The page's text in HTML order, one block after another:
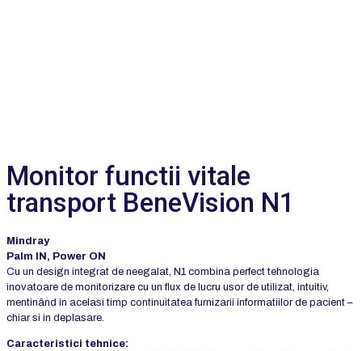
Monitor functii vitale
transport BeneVision N1
Mindray
Palm IN, Power ON
Cu un design integrat de neegalat, N1 combina perfect tehnologia
inovatoare de monitorizare cu un flux de lucru usor de utilizat, intuitiv,
mentinând in acelasi timp continuitatea furnizarii informatiilor de pacient –
chiar si in deplasare.
Caracteristici tehnice: